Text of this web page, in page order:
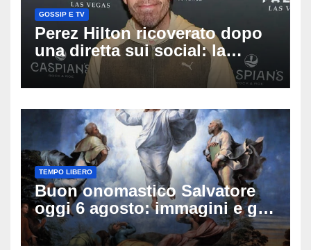
GOSSIP E TV
Perez Hilton ricoverato dopo
una diretta sui social: la
famiglia rompe il silenzio
sulle sue condizioni
TEMPO LIBERO
Buon onomastico Salvatore
oggi 6 agosto: immagini e gif
di auguri da condividere